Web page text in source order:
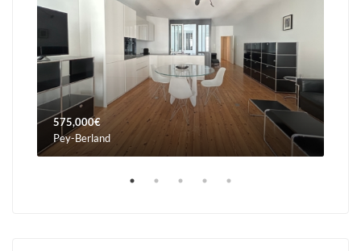
575,000€
Pey-Berland